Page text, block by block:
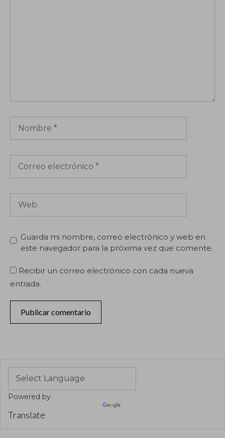
electrónico
Guarda mi nombre, correo electrónico y web en
este navegador para la próxima vez que comente.
Recibir un correo electrónico con cada nueva
entrada.
Powered by
Translate